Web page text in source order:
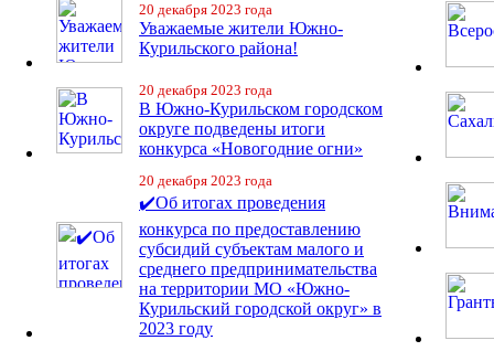
20 декабря 2023 года
Уважаемые жители Южно-
Курильского района!
20 декабря 2023 года
В Южно-Курильском городском
округе подведены итоги
конкурса «Новогодние огни»
20 декабря 2023 года
✔️Об итогах проведения
конкурса по предоставлению
субсидий субъектам малого и
среднего предпринимательства
на территории МО «Южно-
Курильский городской округ» в
2023 году